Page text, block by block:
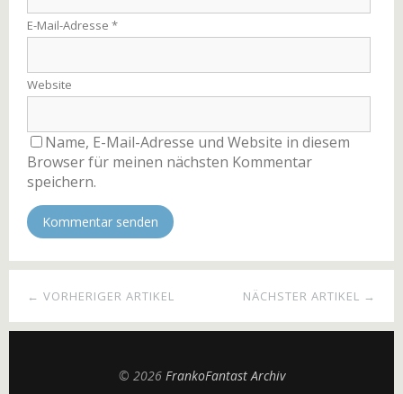
E-Mail-Adresse *
Website
Name, E-Mail-Adresse und Website in diesem
Browser für meinen nächsten Kommentar
speichern.
NÄCHSTER ARTIKEL →
← VORHERIGER ARTIKEL
© 2026 FrankoFantast Archiv